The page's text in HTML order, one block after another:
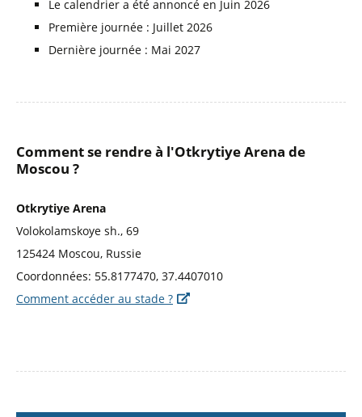
Le calendrier a été annoncé en Juin 2026
Première journée : Juillet 2026
Dernière journée : Mai 2027
Comment se rendre à l'Otkrytiye Arena de
Moscou ?
Otkrytiye Arena
Volokolamskoye sh., 69
125424 Moscou, Russie
Coordonnées: 55.8177470, 37.4407010
Comment accéder au stade ?